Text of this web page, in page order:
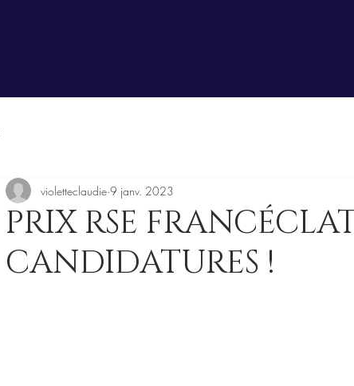
PRIX RSE
CANDIDATURES !
violetteclaudie 9 janv. 2023